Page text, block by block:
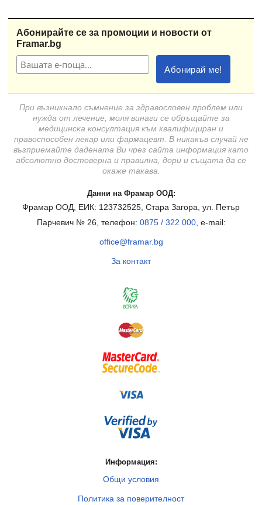
Абонирайте се за промоции и новости от
Framar.bg
При възникнало съмнение за здравословен проблем или
нужда от лечение, моля винаги се обръщайте за
медицинска консултация към квалифициран и
правоспособен лекар или фармацевт. В никакъв случай не
възприемайте дадената Ви чрез сайта информация като
абсолютно достоверна и правилна, дори и същата да се
окаже такава.
Данни на Фрамар ООД:
Фрамар ООД, ЕИК: 123732525, Стара Загора, ул. Петър
Парчевич № 26, телефон: 0875 / 322 000, e-mail:
office@framar.bg
За контакт
Информация:
Общи условия
Политика за поверителност